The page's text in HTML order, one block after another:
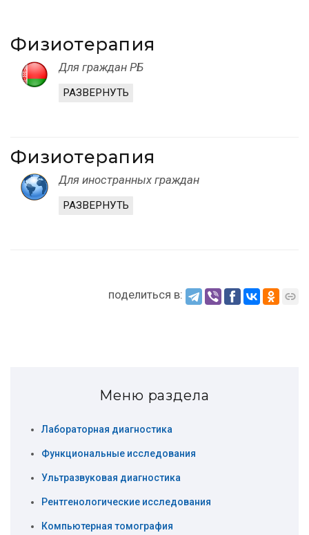
Физиотерапия
Для граждан РБ
РАЗВЕРНУТЬ
Физиотерапия
Для иностранных граждан
РАЗВЕРНУТЬ
поделиться в:
Меню раздела
Лабораторная диагностика
Функциональные исследования
Ультразвуковая диагностика
Рентгенологические исследования
Компьютерная томография